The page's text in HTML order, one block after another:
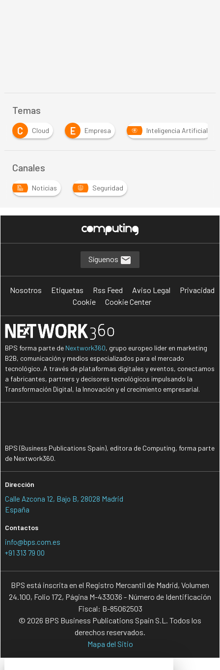
Temas
E
Empresa Inteligencia Artificial K
Canales
Noticias Seguridad
Síguenos
Nosotros Etiquetas Rss Feed Aviso Legal
Privacidad
Cookie
Cookie Center
BPS forma parte de Nextwork360, grupo europeo líder en marketing
B2B, comunicación y medios especializados para el mercado
tecnológico. A través de plataformas digitales y eventos, conectamos
a fabricantes, partners y decisores tecnológicos impulsando la
Transformación Digital, la Innovación y el crecimiento empresarial.
BPS (Business Publications Spain), editora de Computing, forma parte
de Nextwork360.
Dirección
Calle Azcona 12, Bajo B, 28028 Madrid
España
Contactos
info@bps.com.es
+91 313 79 00
BPS está inscrita en el Registro Mercantil de Madrid, Volumen
24.100, Folio 172, Página M-433036 - Número de Identificación
Fiscal: B-85062503
© 2026 BPS Business Publications Spain S.L. Todos los
derechos reservados.
Mapa del Sitio